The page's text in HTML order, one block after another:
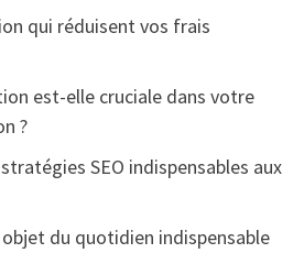
qui réduisent vos frais
est-elle cruciale dans votre
?
SEO indispensables aux
objet du quotidien indispensable